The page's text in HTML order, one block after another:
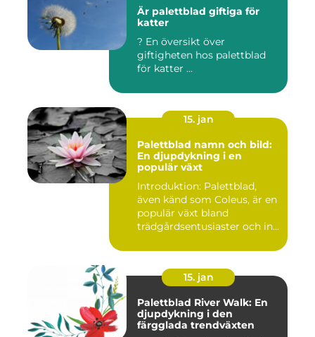
Är palettblad giftiga för
katter
? En översikt över
giftigheten hos palettblad
för katter ...
15. jan
Palettblad namn och bild:
En djupdykning i en
populär växt
Introduktion: Palettblad,
även känd som Coleus, är en
populär växt bland
trädgårdsentusiaster och in...
15. jan
Palettblad River Walk: En
djupdykning i den
färgglada trendväxten